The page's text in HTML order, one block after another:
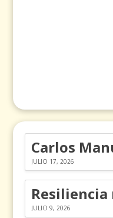
JULIO 17, 2026
JULIO 9, 2026